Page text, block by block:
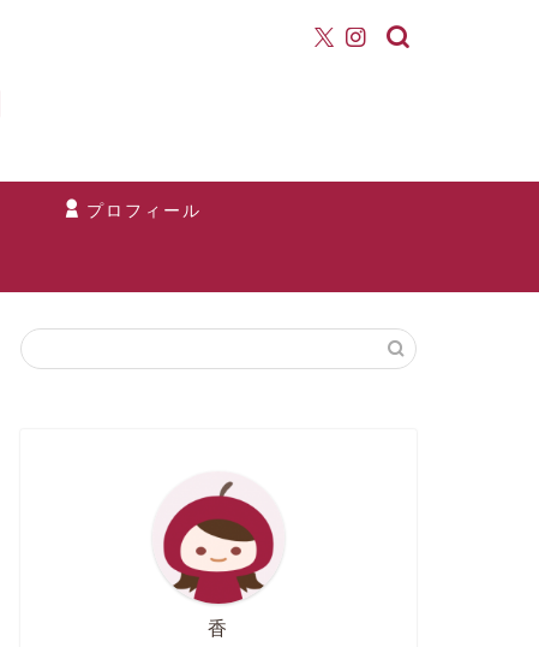
プロフィール
香